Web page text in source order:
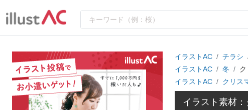
イラストAC チラシ
イラストAC
冬
イラストAC
クリス
イラスト素材